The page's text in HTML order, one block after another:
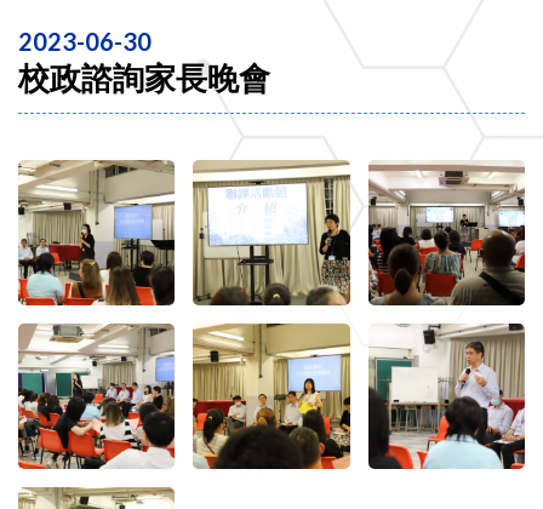
2023-06-30
校政諮詢家長晚會